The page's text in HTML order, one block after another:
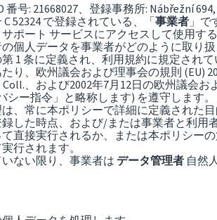
号: 21668027、登録事務所: Nábřežní
52324 で登録されている、「事業者 」で
ポート サービスにアクセスして使用す
個人データを事業者がどのように取り扱
1 条に定義され、利用規約に規定され
り、欧州議会および理事会の規則 (EU)
、および2002年7月12日の欧州議会
ー指令」と略称します) を遵守します。
、常に本ポリシーで詳細に定義された
した時点、および/または事業者と利用
直接実行されるか、または本ポリシー
行されます。
ない限り、事業者は データ管理者 自然